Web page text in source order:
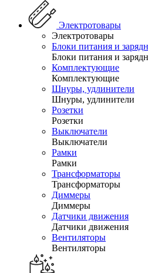
Электротовары
Электротовары
Блоки питания и
Блоки питания и
Комплектующие
Комплектующие
Шнуры, удлинители
Шнуры, удлинители
Розетки
Розетки
Выключатели
Выключатели
Рамки
Рамки
Трансформаторы
Трансформаторы
Диммеры
Диммеры
Датчики движения
Датчики движения
Вентиляторы
Вентиляторы